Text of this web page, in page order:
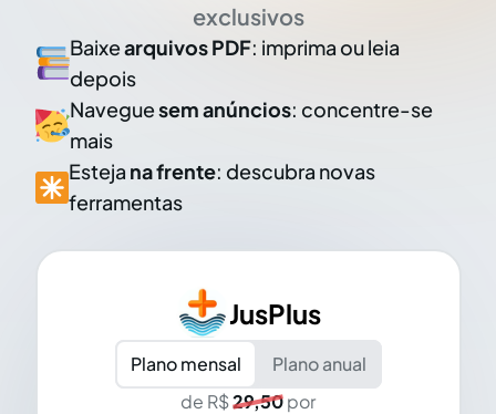
exclusivos
Baixearquivos PDF: imprima ou leia
depois
Naveguesem anúncios: concentre-se
mais
Esteja na frente: descubra novas
ferramentas
JusPlus
Plano mensal
Plano anual
de R$29,50por